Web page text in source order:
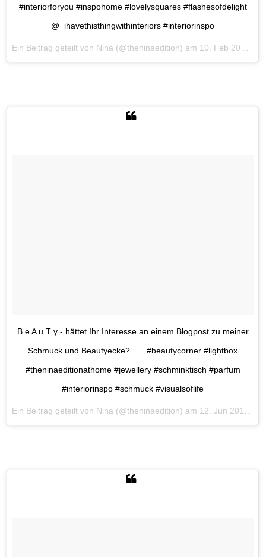
#interiorforyou #inspohome #lovelysquares #flashesofdelight
@_ihavethisthingwithinteriors #interiorinspo
Ein Beitrag geteilt von Nina (@theninaedition) am 10. Feb 2017 um 5:51 Uhr
B e A u T y - hättet Ihr Interesse an einem Blogpost zu meiner
Schmuck und Beautyecke? . . . #beautycorner #lightbox
#theninaeditionathome #jewellery #schminktisch #parfum
#interiorinspo #schmuck #visualsoflife
Ein Beitrag geteilt von Nina (@theninaedition) am 12. Jun 2017 um 11:34 Uhr